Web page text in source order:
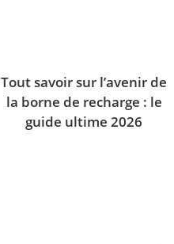
Tout savoir sur l’avenir de
la borne de recharge : le
guide ultime 2026